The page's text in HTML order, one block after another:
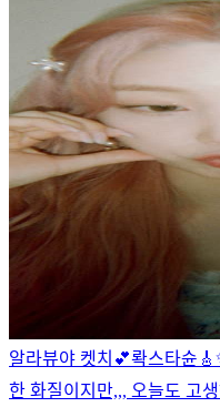
알라뷰야 켓치💕롹스타슌
한 화질이지만,,, 오늘도 고